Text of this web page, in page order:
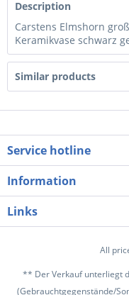
Description
Carstens Elmshorn
Keramikvase schwarz
Similar products
Service hotline
Information
Links
All
** Der Verkauf unterliegt
(Gebrauchtgegenstände/